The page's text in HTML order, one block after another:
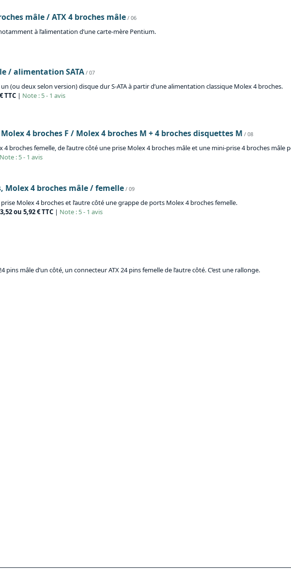
mâle / ATX 4 broches mâle / 06
à l’alimentation d’une carte-mère Pentium.
/ alimentation SATA / 07
(ou deux selon version) disque dur S-ATA à partir d’une alimentation classique Molex 4 broches.
TTC | Note : 5 - 1 avis
4 broches F / Molex 4 broches M + 4 broches disquettes M / 08
4 broches femelle, de l’autre côté une prise Molex 4 broches mâle et une mini-prise 4 broches mâle
Note : 5 - 1 avis
Molex 4 broches mâle / femelle / 09
Molex 4 broches et l’autre côté une grappe de ports Molex 4 broches femelle.
3,52 ou 5,92 € TTC | Note : 5 - 1 avis
mâle d’un côté, un connecteur ATX 24 pins femelle de l’autre côté. C’est une rallonge.